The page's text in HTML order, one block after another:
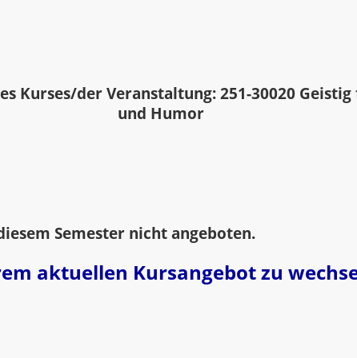
Kurses/der Veranstaltung: 251-30020
und Humor
Semester nicht angeboten.
aktuellen Kursangebot zu